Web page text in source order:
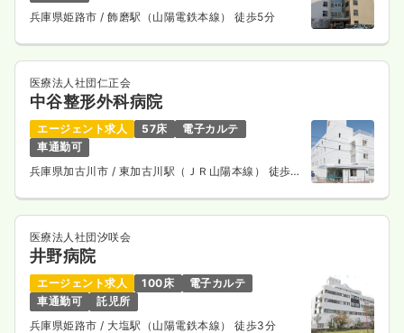
兵庫県姫路市 / 飾磨駅（山陽電鉄本線） 徒歩5分
医療法人社団仁正会
中谷整形外科病院
エージェント求人 57床
電子カルテ
車通勤可
兵庫県加古川市 / 東加古川駅（ＪＲ山陽本線） 徒歩5
医療法人社団汐咲会
井野病院
エージェント求人 100床
電子カルテ
車通勤可
託児所
兵庫県姫路市 / 大塩駅（山陽電鉄本線） 徒歩3分